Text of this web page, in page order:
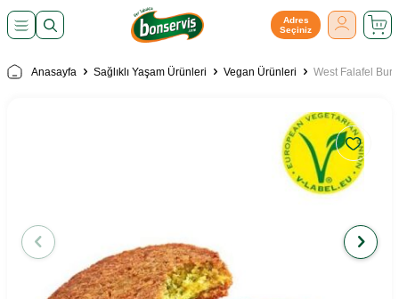
Adres
Seçiniz
Anasayfa Sağlıklı Yaşam Ürünleri Vegan Ürünleri West Falafel